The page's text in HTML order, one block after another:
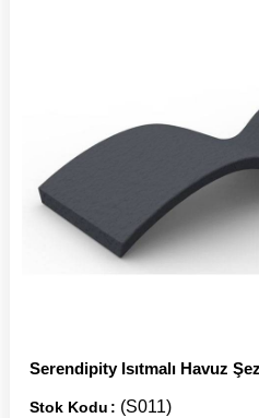
Serendipity Isıtmalı Havuz
(S011)
Stok Kodu